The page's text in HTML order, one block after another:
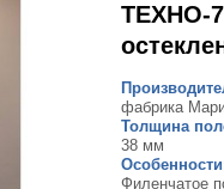
ТЕХНО-
фабрика
Толщина
38 мм
Филенчатое